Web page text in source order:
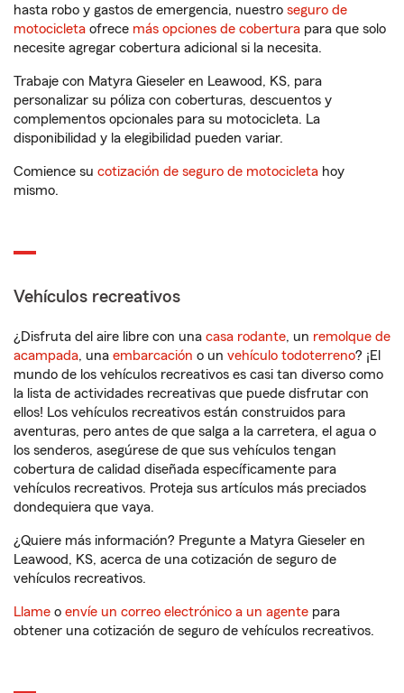
hasta robo y gastos de emergencia, nuestro seguro de
motocicleta ofrece más opciones de cobertura para que solo
necesite agregar cobertura adicional si la necesita.
Trabaje con Matyra Gieseler en Leawood, KS, para
personalizar su póliza con coberturas, descuentos y
complementos opcionales para su motocicleta. La
disponibilidad y la elegibilidad pueden variar.
Comience su cotización de seguro de motocicleta hoy
mismo.
Vehículos recreativos
¿Disfruta del aire libre con una casa rodante, un remolque de
acampada, una embarcación o un vehículo todoterreno? ¡El
mundo de los vehículos recreativos es casi tan diverso como
la lista de actividades recreativas que puede disfrutar con
ellos! Los vehículos recreativos están construidos para
aventuras, pero antes de que salga a la carretera, el agua o
los senderos, asegúrese de que sus vehículos tengan
cobertura de calidad diseñada específicamente para
vehículos recreativos. Proteja sus artículos más preciados
dondequiera que vaya.
¿Quiere más información? Pregunte a Matyra Gieseler en
Leawood, KS, acerca de una cotización de seguro de
vehículos recreativos.
Llame o envíe un correo electrónico a un agente para
obtener una cotización de seguro de vehículos recreativos.